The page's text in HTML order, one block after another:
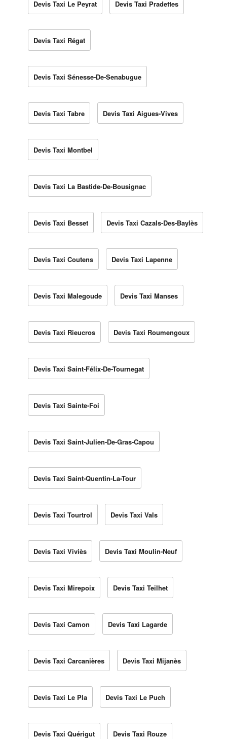
Devis Taxi Le Peyrat Devis Taxi Pradettes
Devis Taxi Régat
Devis Taxi Sénesse-De-Senabugue
Devis Taxi Tabre Devis Taxi Aigues-Vives
Devis Taxi Montbel
Devis Taxi La Bastide-De-Bousignac
Devis Taxi Besset Devis Taxi Cazals-Des-Baylès
Devis Taxi Coutens Devis Taxi Lapenne
Devis Taxi Malegoude Devis Taxi Manses
Devis Taxi Rieucros Devis Taxi Roumengoux
Devis Taxi Saint-Félix-De-Tournegat
Devis Taxi Sainte-Foi
Devis Taxi Saint-Julien-De-Gras-Capou
Devis Taxi Saint-Quentin-La-Tour
Devis Taxi Tourtrol Devis Taxi Vals
Devis Taxi Viviès Devis Taxi Moulin-Neuf
Devis Taxi Mirepoix Devis Taxi Teilhet
Devis Taxi Camon Devis Taxi Lagarde
Devis Taxi Carcanières Devis Taxi Mijanès
Devis Taxi Le Pla Devis Taxi Le Puch
Devis Taxi Quérigut Devis Taxi Rouze